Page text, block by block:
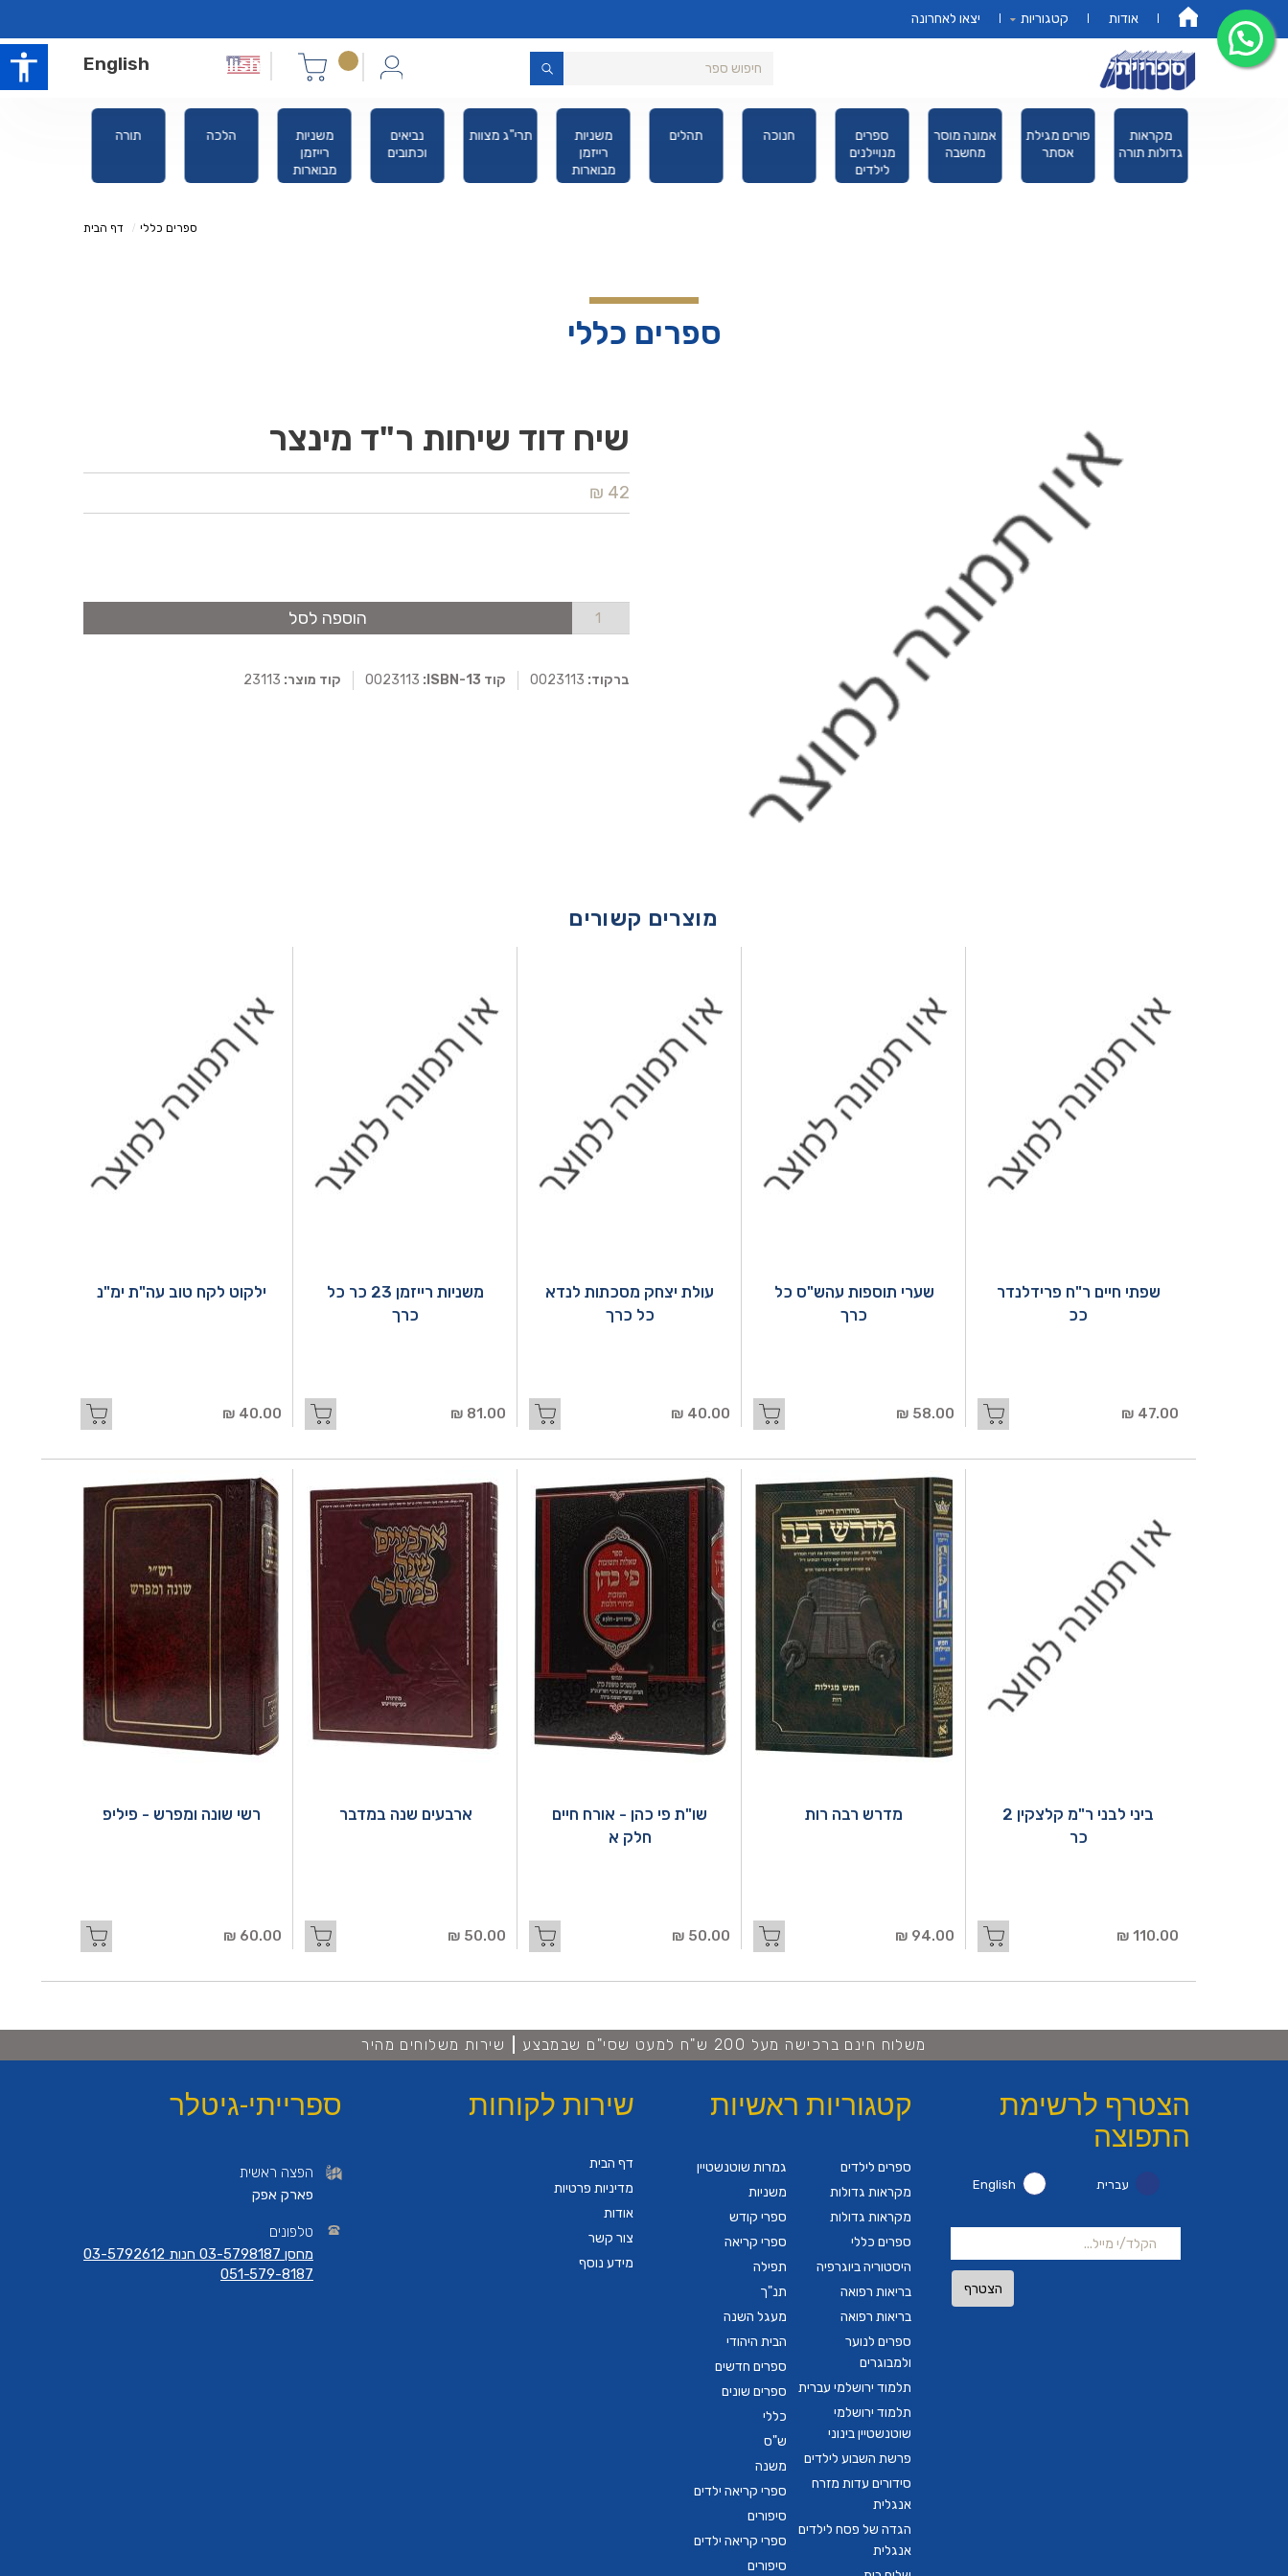
אודות קטגוריות יצאו לאחרונה
English
הלכה
משניות
נביאים
וכתובים
תרי"ג מצוות
משניות
מהדורת כיס
תהלים חנוכה
ספרים
אמונה מוסר
מחשבה
פורים מגילת
אסתר
מקראות
גדולות תורה
ספרים על
המשניות
דף הבית ספרים כללי
ספרים כללי
שיח דוד שיחות ר"ד מינצר
42 ₪
הוספה לסל
ברקוד: קוד ISBN-13: קוד מוצר:
מוצרים קשורים
שפתי חיים ר"ח פרידלנדר
ככ
47.00 ₪
שערי תוספות עהש"ס כל
כרך
58.00 ₪
עולת יצחק מסכתות לנדא
כל כרך
40.00 ₪
משניות רייזמן 23 כר כל
כרך
81.00 ₪
ילקוט לקח טוב עה"ת ימ"נ
40.00 ₪
ביני לבני ר"מ קלצקין 2
כר
110.00 ₪
מדרש רבה רות
94.00 ₪
שו"ת פי כהן - אורח חיים
חלק א
50.00 ₪
ארבעים שנה במדבר
50.00 ₪
רשי שונה ומפרש - פיליפ
60.00 ₪
משלוח חינם ברכישה מעל 200 ש"ח למעט שסי"ם שבמבצע שירות משלוחים מהיר
ספרייתי-גיטלר
הפצה ראשית
פארק אפק
טלפונים
מחסן 03-5798187 חנות 03-5792612
051-579-8187
הצטרף לרשימת
התפוצה
עברית English
הצטרף
קטגוריות ראשיות
גמרות שוטנשטיין
משניות
ספרי קודש
ספרי קריאה
תפילה
תנ"ך
מעגל השנה
הבית היהודי
ספרים חדשים
ספרים שונים
כללי
ש"ס
משנה
ספרי קריאה ילדים
סיפורים
ספרי קריאה ילדים
סיפורים
ספרים לילדים
מקראות גדולות
מקראות גדולות
ספרים כללי
היסטוריה ביוגרפיה
בריאות רפואה
בריאות רפואה
ספרים לנוער
ולמבוגרים
תלמוד ירושלמי עברית
תלמוד ירושלמי
שוטנשטיין בינוני
פרשת השבוע לילדים
סידורים עדות מזרח
אנגלית
הגדה של פסח לילדים
אנגלית
שירות לקוחות
דף הבית
מדיניות פרטיות
אודות
צור קשר
מידע נוסף